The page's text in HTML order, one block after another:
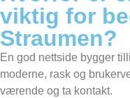
viktig for
Straumen?
En god nettside bygger
moderne, rask og
værende og ta kontakt.